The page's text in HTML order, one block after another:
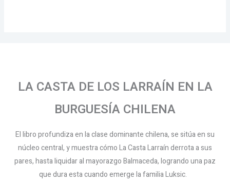
LA CASTA DE LOS LARRAÍN EN LA
BURGUESÍA CHILENA
El libro profundiza en la clase dominante chilena, se sitúa en su
núcleo central, y muestra cómo La Casta Larraín derrota a sus
pares, hasta liquidar al mayorazgo Balmaceda, logrando una paz
que dura esta cuando emerge la familia Luksic.